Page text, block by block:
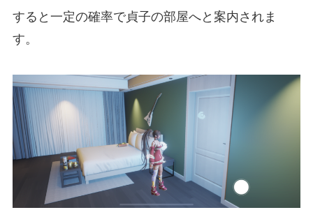
すると一定の確率で貞子の部屋へと案内されま
す。